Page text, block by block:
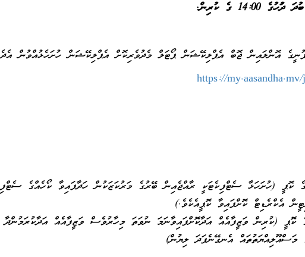
އޮންލައިން ޖޮބް އެޕްލިކޭޝަން ޕޯޓަލް މެދުވެރިކޮށް އެޕްލިކޭޝަން ހުށަހެޅުއްވުން
https://
ކޮޕީ (ހުށަހަޅާ ސެޓްފިކެޓަކީ ރާއްޖެއިން ބޭރުގެ މަރުކަޒަކުން ހަދާފައިވާ ކޯހެއްގެ
އެކްރެޑިޓް ކޮށްފައިވާ ކޮޕީއެކެވެ.)
ކޮޕީ (ކުރިން ވަޒީފާއެއް އަދާކޮށްފައިވާނަމަ ނުވަތަ މިހާރުވެސް ވަޒީފާއެއް
މަސްއޫލިއްޔަތުތައް އެނގޭނެފަދަ ލިޔުން)